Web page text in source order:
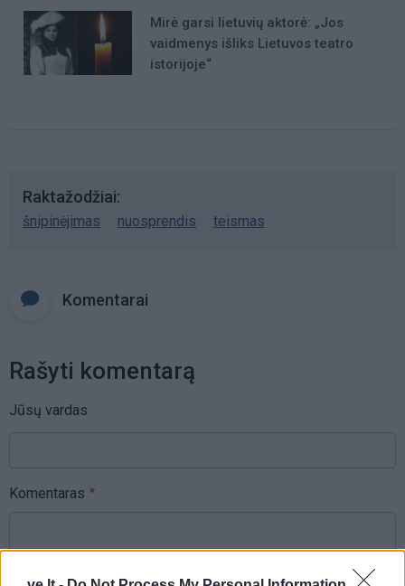
Mirė garsi lietuvių aktorė: „Jos
vaidmenys išliks Lietuvos teatro
istorijoje“
Raktažodžiai
šnipinėjimas nuosprendis teismas
Komentarai
Rašyti komentarą
Jūsų vardas
Komentaras